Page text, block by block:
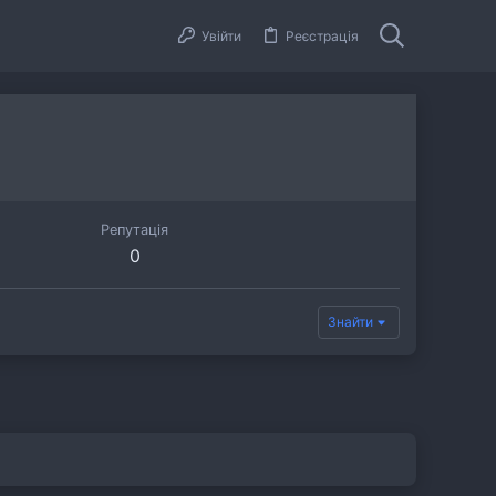
Увійти Реєстрація
Репутація
0
Знайти